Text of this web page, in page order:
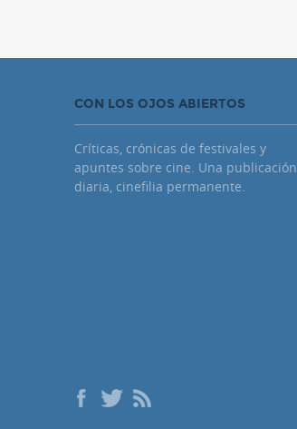
CON LOS OJOS ABIERTOS
Críticas, crónicas de festivales y
apuntes sobre cine. Una publicación
diaria, cinefilia permanente.